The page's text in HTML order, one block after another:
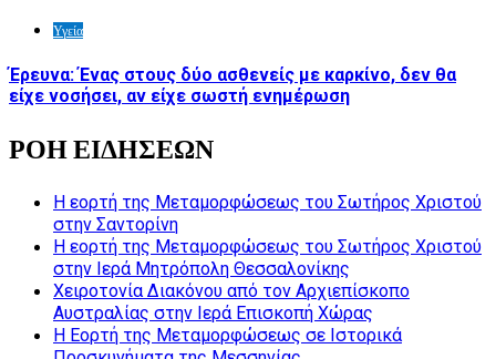
Υγεία
Έρευνα: Ένας στους δύο ασθενείς με καρκίνο, δεν θα
είχε νοσήσει, αν είχε σωστή ενημέρωση
ΡΟΗ ΕΙΔΗΣΕΩΝ
Η εορτή της Μεταμορφώσεως του Σωτήρος Χριστού
στην Σαντορίνη
Η εορτή της Μεταμορφώσεως του Σωτήρος Χριστού
στην Ιερά Μητρόπολη Θεσσαλονίκης
Χειροτονία Διακόνου από τον Αρχιεπίσκοπο
Αυστραλίας στην Ιερά Επισκοπή Χώρας
Η Εορτή της Μεταμορφώσεως σε Ιστορικά